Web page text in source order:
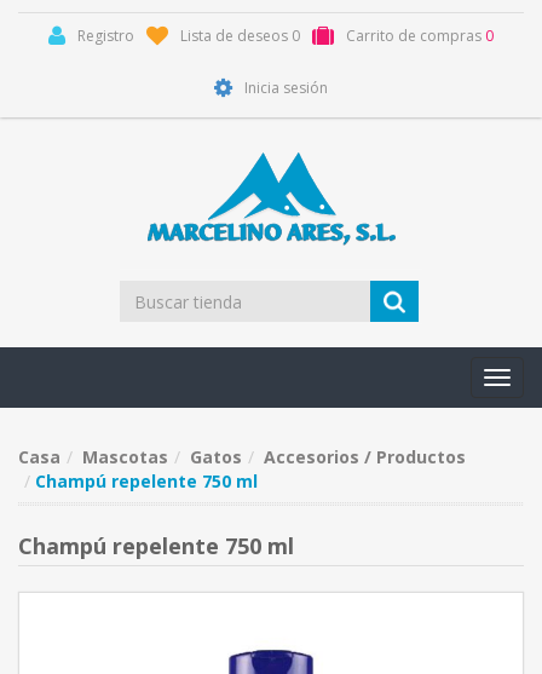
Registro Lista de deseos 0 Carrito de compras 0
Inicia sesión
Casa Mascotas Gatos
Accesorios / Productos
Champú repelente 750 ml
Champú repelente 750 ml